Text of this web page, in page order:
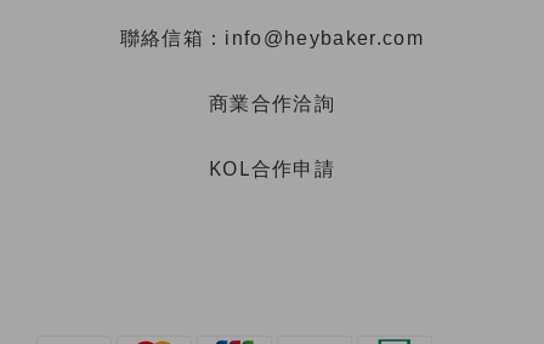
聯絡信箱：info@heybaker.com
商業合作洽詢
KOL合作申請